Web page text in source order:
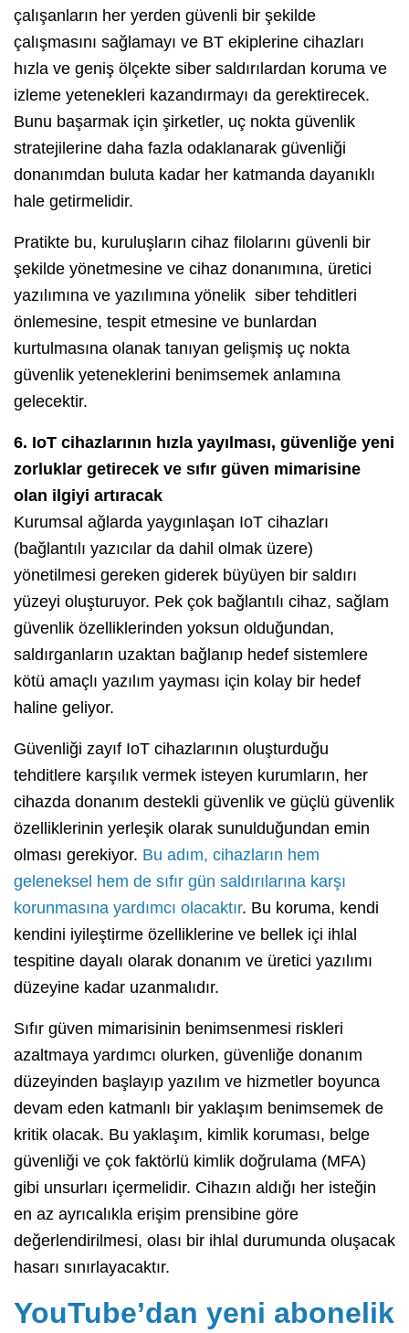
çalışanların her yerden güvenli bir şekilde
çalışmasını sağlamayı ve BT ekiplerine cihazları
hızla ve geniş ölçekte siber saldırılardan koruma ve
izleme yetenekleri kazandırmayı da gerektirecek.
Bunu başarmak için şirketler, uç nokta güvenlik
stratejilerine daha fazla odaklanarak güvenliği
donanımdan buluta kadar her katmanda dayanıklı
hale getirmelidir.
Pratikte bu, kuruluşların cihaz filolarını güvenli bir
şekilde yönetmesine ve cihaz donanımına, üretici
yazılımına ve yazılımına yönelik siber tehditleri
önlemesine, tespit etmesine ve bunlardan
kurtulmasına olanak tanıyan gelişmiş uç nokta
güvenlik yeteneklerini benimsemek anlamına
gelecektir.
6. IoT cihazlarının hızla yayılması, güvenliğe yeni
zorluklar getirecek ve sıfır güven mimarisine
olan ilgiyi artıracak
Kurumsal ağlarda yaygınlaşan IoT cihazları
(bağlantılı yazıcılar da dahil olmak üzere)
yönetilmesi gereken giderek büyüyen bir saldırı
yüzeyi oluşturuyor. Pek çok bağlantılı cihaz, sağlam
güvenlik özelliklerinden yoksun olduğundan,
saldırganların uzaktan bağlanıp hedef sistemlere
kötü amaçlı yazılım yayması için kolay bir hedef
haline geliyor.
Güvenliği zayıf IoT cihazlarının oluşturduğu
tehditlere karşılık vermek isteyen kurumların, her
cihazda donanım destekli güvenlik ve güçlü güvenlik
özelliklerinin yerleşik olarak sunulduğundan emin
olması gerekiyor. Bu adım, cihazların hem
geleneksel hem de sıfır gün saldırılarına karşı
korunmasına yardımcı olacaktır. Bu koruma, kendi
kendini iyileştirme özelliklerine ve bellek içi ihlal
tespitine dayalı olarak donanım ve üretici yazılımı
düzeyine kadar uzanmalıdır.
Sıfır güven mimarisinin benimsenmesi riskleri
azaltmaya yardımcı olurken, güvenliğe donanım
düzeyinden başlayıp yazılım ve hizmetler boyunca
devam eden katmanlı bir yaklaşım benimsemek de
kritik olacak. Bu yaklaşım, kimlik koruması, belge
güvenliği ve çok faktörlü kimlik doğrulama (MFA)
gibi unsurları içermelidir. Cihazın aldığı her isteğin
en az ayrıcalıkla erişim prensibine göre
değerlendirilmesi, olası bir ihlal durumunda oluşacak
hasarı sınırlayacaktır.
YouTube’dan yeni abonelik